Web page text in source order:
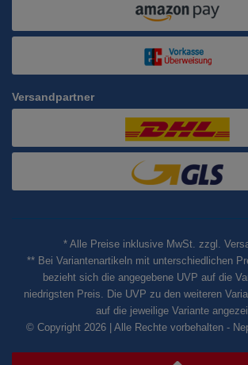
Versandpartner
* Alle Preise inklusive MwSt. zzgl.
** Bei Variantenartikeln mit unterschiedlichen
bezieht sich die angegebene UVP auf die
niedrigsten Preis. Die UVP zu den weiteren
auf die jeweilige Variante
© Copyright 2026 | Alle Rechte vorbehalten -